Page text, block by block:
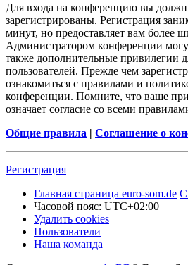
Для входа на конференцию вы
зарегистрированы. Регистрация
минут, но предоставляет вам более
Администратором конференции
также дополнительные привилегии
пользователей. Прежде чем
ознакомиться с правилами и
конференции. Помните, что ваше
означает согласие со всеми
Общие правила | Соглашение о
Регистрация
Главная страница euro-som.de
Часовой пояс: UTC+02:00
Удалить cookies
Пользователи
Наша команда